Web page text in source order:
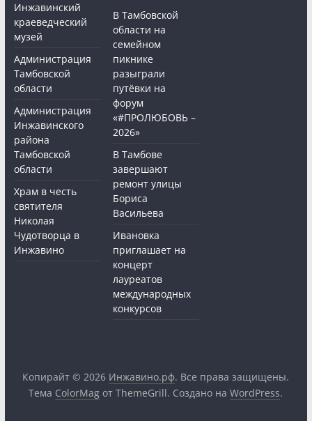
Инжавинский
краеведческий
музей
Администрация
Тамбовской
области
Администрация
Инжавинского
района
Тамбовской
области
Храм в честь
святителя
Николая
Чудотворца в
Инжавино
В Тамбовской
области на
семейном
пикнике
разыграли
путёвки на
форум
«#ПРОЛЮБОВЬ –
2026»
В Тамбове
завершают
ремонт улицы
Бориса
Васильева
Ивановка
приглашает на
концерт
лауреатов
международных
конкурсов
Копирайт © 2026 Инжавино.рф. Все права защищены.
Тема ColorMag от ThemeGrill. Создано наWordPress.